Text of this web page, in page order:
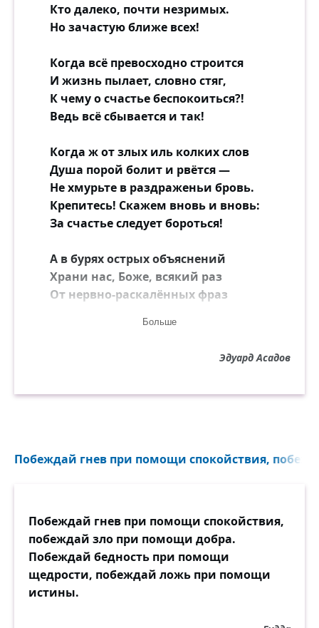
Кто далеко, почти незримых.
Но зачастую ближе всех!
Когда всё превосходно строится
И жизнь пылает, словно стяг,
К чему о счастье беспокоиться?!
Ведь всё сбывается и так!
Когда ж от злых иль колких слов
Душа порой болит и рвётся —
Не хмурьте в раздраженьи бровь.
Крепитесь! Скажем вновь и вновь:
За счастье следует бороться!
А в бурях острых объяснений
Храни нас, Боже, всякий раз
От нервно-раскалённых фраз
Ни развлечений всяких бренности,
И лишь любви не отдавайте,
Не отдавайте никогда!
Больше
Эдуард Асадов
Побеждай гнев при помощи спокойствия,
Побеждай гнев при помощи спокойствия,
побеждай зло при помощи добра.
Побеждай бедность при помощи
щедрости, побеждай ложь при помощи
истины.